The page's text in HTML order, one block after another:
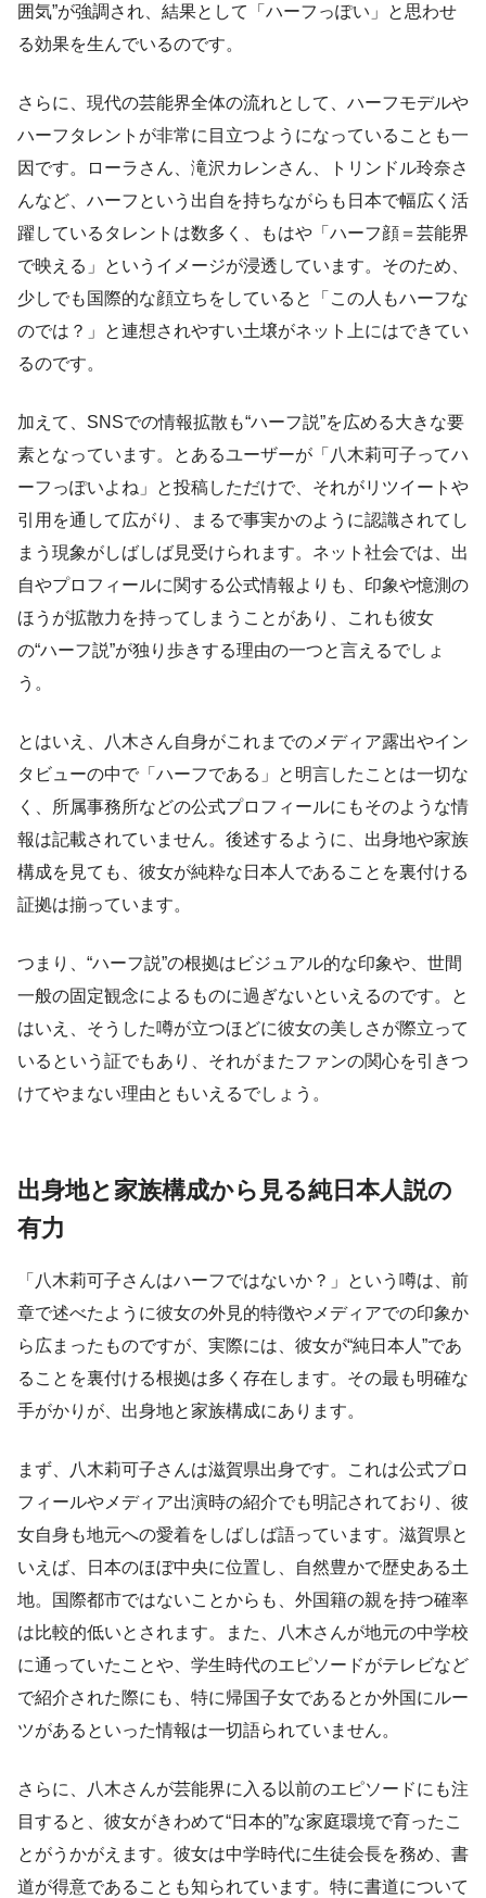
囲気”が強調され、結果として「ハーフっぽい」と思わせ
る効果を生んでいるのです。
さらに、現代の芸能界全体の流れとして、ハーフモデルや
ハーフタレントが非常に目立つようになっていることも一
因です。ローラさん、滝沢カレンさん、トリンドル玲奈さ
んなど、ハーフという出自を持ちながらも日本で幅広く活
躍しているタレントは数多く、もはや「ハーフ顔＝芸能界
で映える」というイメージが浸透しています。そのため、
少しでも国際的な顔立ちをしていると「この人もハーフな
のでは？」と連想されやすい土壌がネット上にはできてい
るのです。
加えて、SNSでの情報拡散も“ハーフ説”を広める大きな要
素となっています。とあるユーザーが「八木莉可子ってハ
ーフっぽいよね」と投稿しただけで、それがリツイートや
引用を通して広がり、まるで事実かのように認識されてし
まう現象がしばしば見受けられます。ネット社会では、出
自やプロフィールに関する公式情報よりも、印象や憶測の
ほうが拡散力を持ってしまうことがあり、これも彼女
の“ハーフ説”が独り歩きする理由の一つと言えるでしょ
う。
とはいえ、八木さん自身がこれまでのメディア露出やイン
タビューの中で「ハーフである」と明言したことは一切な
く、所属事務所などの公式プロフィールにもそのような情
報は記載されていません。後述するように、出身地や家族
構成を見ても、彼女が純粋な日本人であることを裏付ける
証拠は揃っています。
つまり、“ハーフ説”の根拠はビジュアル的な印象や、世間
一般の固定観念によるものに過ぎないといえるのです。と
はいえ、そうした噂が立つほどに彼女の美しさが際立って
いるという証でもあり、それがまたファンの関心を引きつ
けてやまない理由ともいえるでしょう。
出身地と家族構成から見る純日本人説の
有力
「八木莉可子さんはハーフではないか？」という噂は、前
章で述べたように彼女の外見的特徴やメディアでの印象か
ら広まったものですが、実際には、彼女が“純日本人”であ
ることを裏付ける根拠は多く存在します。その最も明確な
手がかりが、出身地と家族構成にあります。
まず、八木莉可子さんは滋賀県出身です。これは公式プロ
フィールやメディア出演時の紹介でも明記されており、彼
女自身も地元への愛着をしばしば語っています。滋賀県と
いえば、日本のほぼ中央に位置し、自然豊かで歴史ある土
地。国際都市ではないことからも、外国籍の親を持つ確率
は比較的低いとされます。また、八木さんが地元の中学校
に通っていたことや、学生時代のエピソードがテレビなど
で紹介された際にも、特に帰国子女であるとか外国にルー
ツがあるといった情報は一切語られていません。
さらに、八木さんが芸能界に入る以前のエピソードにも注
目すると、彼女がきわめて“日本的”な家庭環境で育ったこ
とがうかがえます。彼女は中学時代に生徒会長を務め、書
道が得意であることも知られています。特に書道について